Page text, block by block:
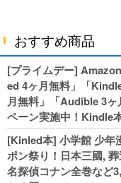
おすすめ商品
[プライムデー]
ed 4ヶ月無料」「
月無料」「Audible 3
ペーン実施中！Kindle
NTER×HUNTERなど
幼女戦記など
翼100円セールも！
[Kinled本] 小学館 少年
ポン祭り！日本三國,
名探偵コナン全巻など